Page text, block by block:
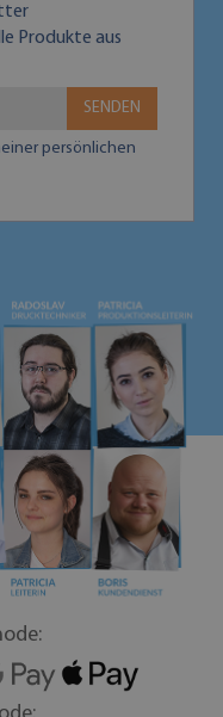
Produkte aus
SENDEN
persönlichen